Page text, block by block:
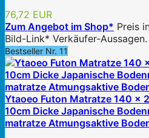
76,72 EUR
Zum Angebot im Shop* Preis
Bild-Link* Verkäufer-
Bestseller Nr. 11
Ytaoeo Futon Matratze 140 x
10cm Dicke Japanische
matratze Atmungsaktive